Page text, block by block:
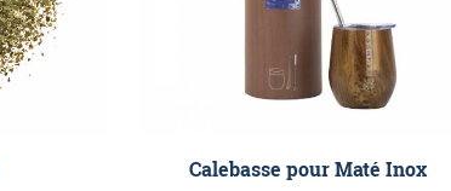
Calebasse pour Maté Inox